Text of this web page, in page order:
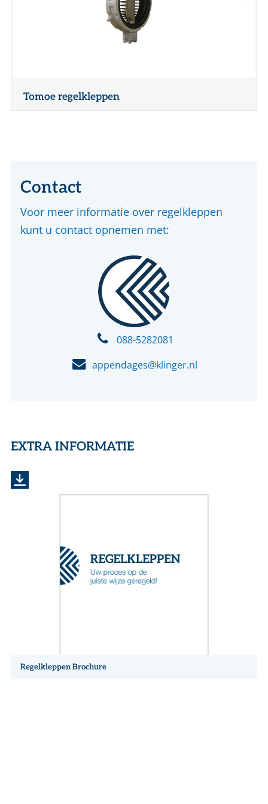
Tomoe regelkleppen
Contact
Voor meer informatie over regelkleppen
kunt u contact opnemen met:
088-5282081
appendages@klinger.nl
EXTRA INFORMATIE
Regelkleppen Brochure